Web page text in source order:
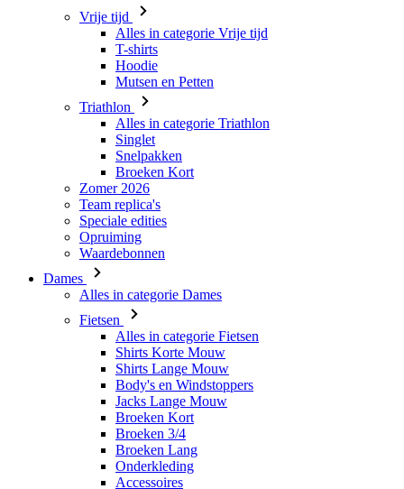
Vrije tijd
Alles in categorie Vrije tijd
T-shirts
Hoodie
Mutsen en Petten
Triathlon
Alles in categorie Triathlon
Singlet
Snelpakken
Broeken Kort
Zomer 2026
Team replica's
Speciale edities
Opruiming
Waardebonnen
Dames
Alles in categorie Dames
Fietsen
Alles in categorie Fietsen
Shirts Korte Mouw
Shirts Lange Mouw
Body's en Windstoppers
Jacks Lange Mouw
Broeken Kort
Broeken 3/4
Broeken Lang
Onderkleding
Accessoires